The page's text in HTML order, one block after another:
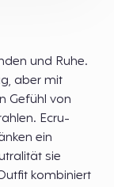
und Ruhe.
aber mit
Gefühl von
Ecru-
ein
sie
kombiniert